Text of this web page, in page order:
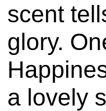
scent
glory.
a lovely